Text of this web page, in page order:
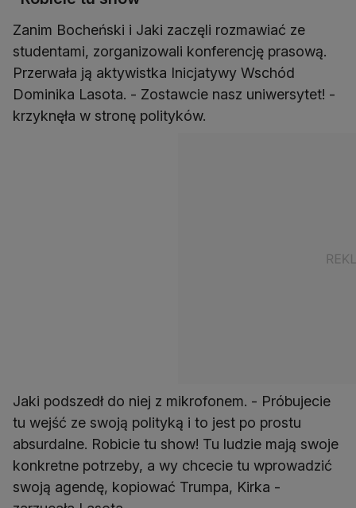
Zanim Bocheński i Jaki zaczęli rozmawiać ze
studentami, zorganizowali konferencję prasową.
Przerwała ją aktywistka Inicjatywy Wschód
Dominika Lasota. - Zostawcie nasz uniwersytet! -
krzyknęła w stronę polityków.
Jaki podszedł do niej z mikrofonem. - Próbujecie
tu wejść ze swoją polityką i to jest po prostu
absurdalne. Robicie tu show! Tu ludzie mają swoje
konkretne potrzeby, a wy chcecie tu wprowadzić
swoją agendę, kopiować Trumpa, Kirka -